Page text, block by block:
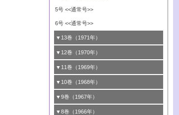
6号 環境問題
5号 <<通常号>>
6号 <<通常号>>
▼13巻（1971年）
1号 第28回触媒討論会
2号 触媒研究法各論
3号 有機合成における錯体触媒
4号 第29回触媒討論会
▼12巻（1970年）
1号 第26回触媒討論会
2号 触媒研究法
3号 <<通常号>>
4号 第27回触媒討論会
▼11巻（1969年）
1号 第24回触媒討論会
2号 <<通常号>>
3号 <<通常号>>
▼10巻（1968年）
1号 <<通常号>>
2号 <<通常号>>
▼9巻（1967年）
1号 <<通常号>>
▼8巻（1966年）